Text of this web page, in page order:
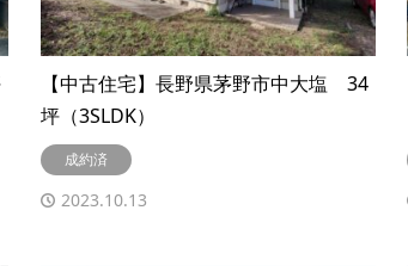
【中古住宅】長野県茅野市中大塩 34
坪（3SLDK）
成約済
2023.10.13